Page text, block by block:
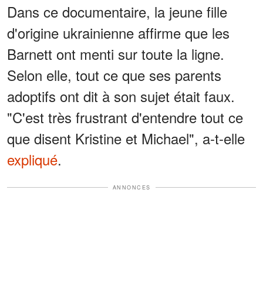
Dans ce documentaire, la jeune fille
d'origine ukrainienne affirme que les
Barnett ont menti sur toute la ligne.
Selon elle, tout ce que ses parents
adoptifs ont dit à son sujet était faux.
"C'est très frustrant d'entendre tout ce
que disent Kristine et Michael", a-t-elle
expliqué.
ANNONCES